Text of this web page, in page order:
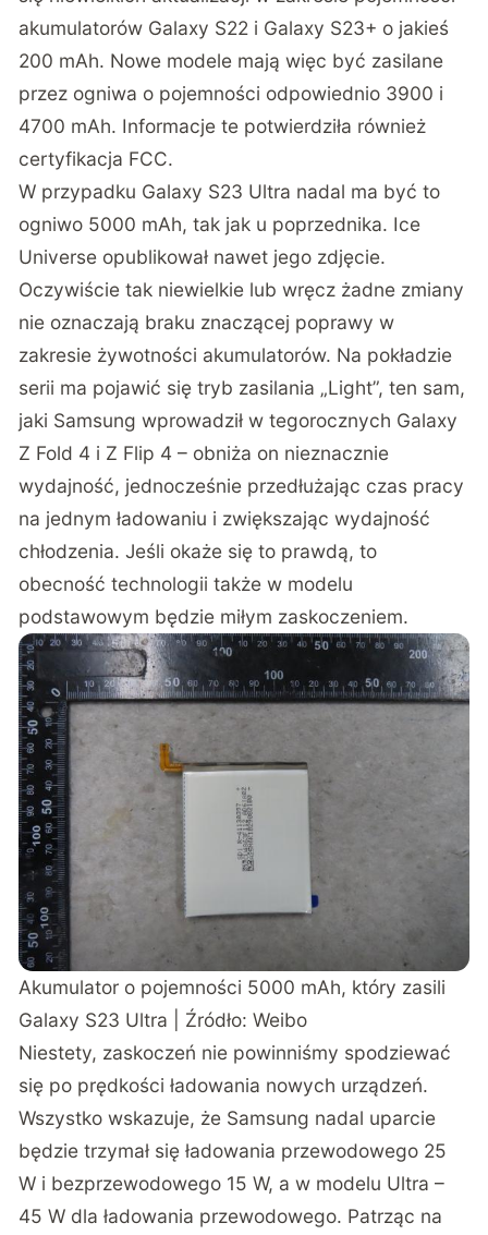
akumulatorów Galaxy S22 i Galaxy S23+ o jakieś
200 mAh. Nowe modele mają więc być zasilane
przez ogniwa o pojemności odpowiednio 3900 i
4700 mAh. Informacje te potwierdziła również
certyfikacja FCC.
W przypadku Galaxy S23 Ultra nadal ma być to
ogniwo 5000 mAh, tak jak u poprzednika. Ice
Universe opublikował nawet jego zdjęcie.
Oczywiście tak niewielkie lub wręcz żadne zmiany
nie oznaczają braku znaczącej poprawy w
zakresie żywotności akumulatorów. Na pokładzie
serii ma pojawić się tryb zasilania „Light”, ten sam,
jaki Samsung wprowadził w tegorocznych Galaxy
Z Fold 4 i Z Flip 4 – obniża on nieznacznie
wydajność, jednocześnie przedłużając czas pracy
na jednym ładowaniu i zwiększając wydajność
chłodzenia. Jeśli okaże się to prawdą, to
obecność technologii także w modelu
podstawowym będzie miłym zaskoczeniem.
Akumulator o pojemności 5000 mAh, który zasili
Galaxy S23 Ultra | Źródło:Weibo
Niestety, zaskoczeń nie powinniśmy spodziewać
się po prędkości ładowania nowych urządzeń.
Wszystko wskazuje, że Samsung nadal uparcie
będzie trzymał się ładowania przewodowego 25
W i bezprzewodowego 15 W, a w modelu Ultra –
45 W dla ładowania przewodowego. Patrząc na